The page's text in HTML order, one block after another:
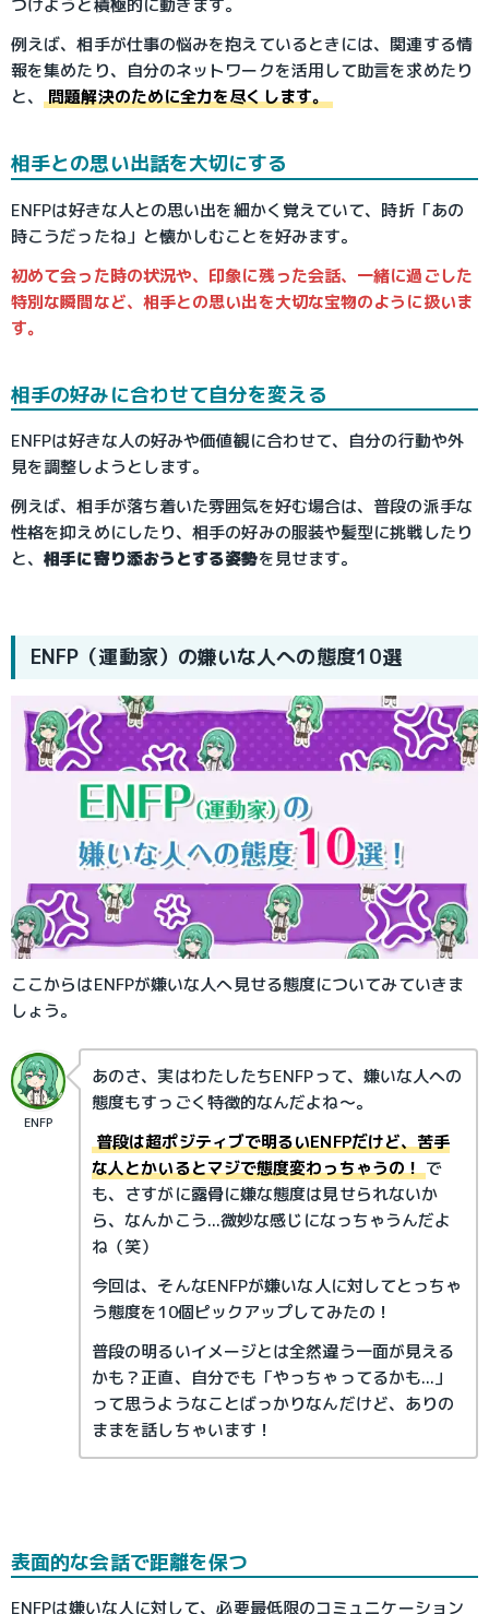
つけようと積極的に動きます。
例えば、相手が仕事の悩みを抱えているときには、関連する情
報を集めたり、自分のネットワークを活用して助言を求めたり
と、問題解決のために全力を尽くします。
相手との思い出話を大切にする
ENFPは好きな人との思い出を細かく覚えていて、時折「あの
時こうだったね」と懐かしむことを好みます。
初めて会った時の状況や、印象に残った会話、一緒に過ごした
特別な瞬間など、相手との思い出を大切な宝物のように扱いま
す。
相手の好みに合わせて自分を変える
ENFPは好きな人の好みや価値観に合わせて、自分の行動や外
見を調整しようとします。
例えば、相手が落ち着いた雰囲気を好む場合は、普段の派手な
性格を抑えめにしたり、相手の好みの服装や髪型に挑戦したり
と、相手に寄り添おうとする姿勢を見せます。
ENFP（運動家）の嫌いな人への態度10選
ここからはENFPが嫌いな人へ見せる態度についてみていきま
しょう。
ENFP
あのさ、実はわたしたちENFPって、嫌いな人への
態度もすっごく特徴的なんだよね～。
普段は超ポジティブで明るいENFPだけど、苦手
な人とかいるとマジで態度変わっちゃうの！ で
も、さすがに露骨に嫌な態度は見せられないか
ら、なんかこう...微妙な感じになっちゃうんだよ
ね（笑）
今回は、そんなENFPが嫌いな人に対してとっちゃ
う態度を10個ピックアップしてみたの！
普段の明るいイメージとは全然違う一面が見える
かも？正直、自分でも「やっちゃってるかも...」
って思うようなことばっかりなんだけど、ありの
ままを話しちゃいます！
表面的な会話で距離を保つ
ENFPは嫌いな人に対して、必要最低限のコミュニケーション